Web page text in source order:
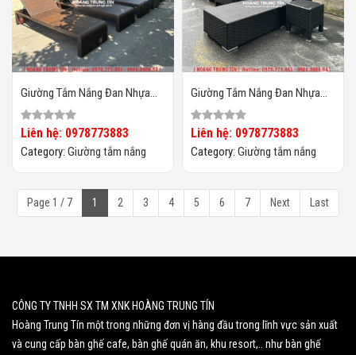
Giường Tắm Nắng Đan Nhựa
Giả Mây HTT026
Liên hệ: 0978773883
Category: Giường tắm nắng
Giường Tắm Nắng Đan Nhựa
Giả Mây HTT025
Liên hệ: 0978773883
Category: Giường tắm nắng
Page 1 / 7 1 2 3 4 5 6 7 Next Last
CÔNG TY TNHH SX TM XNK HOÀNG TRUNG TÍN
Hoàng Trung Tín một trong những đơn vị hàng đầu trong lĩnh vực sản xuất
và cung cấp bàn ghế cafe, bàn ghế quán ăn, khu resort,.. như bàn ghế